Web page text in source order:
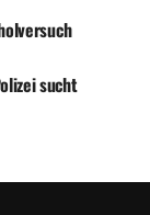
sucht